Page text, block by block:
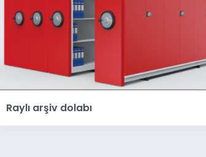
Raylı arşiv dolabı